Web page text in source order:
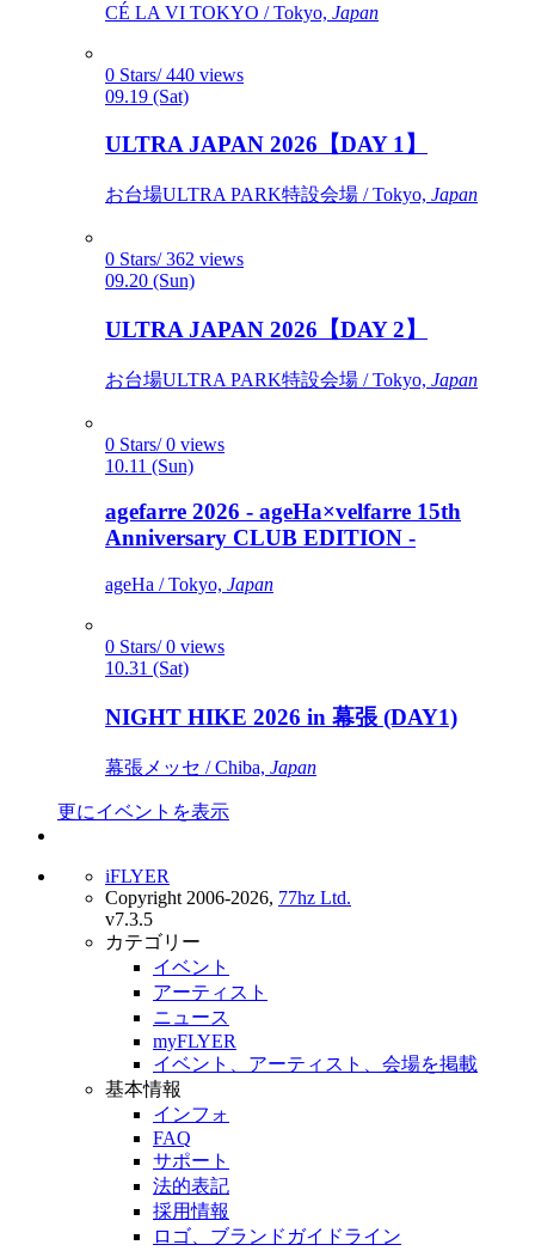
CÉ LA VI TOKYO / Tokyo, Japan
0 Stars/ 440 views
09.19 (Sat)
ULTRA JAPAN 2026【DAY 1】
お台場ULTRA PARK特設会場 / Tokyo, Japan
0 Stars/ 362 views
09.20 (Sun)
ULTRA JAPAN 2026【DAY 2】
お台場ULTRA PARK特設会場 / Tokyo, Japan
0 Stars/ 0 views
10.11 (Sun)
agefarre 2026 - ageHa×velfarre 15th
Anniversary CLUB EDITION -
ageHa / Tokyo, Japan
0 Stars/ 0 views
10.31 (Sat)
NIGHT HIKE 2026 in 幕張 (DAY1)
幕張メッセ / Chiba, Japan
更にイベントを表示
iFLYER
Copyright 2006-2026, 77hz Ltd.
v7.3.5
カテゴリー
イベント
アーティスト
ニュース
myFLYER
イベント、アーティスト、会場を掲載
基本情報
インフォ
FAQ
サポート
法的表記
採用情報
ロゴ、ブランドガイドライン